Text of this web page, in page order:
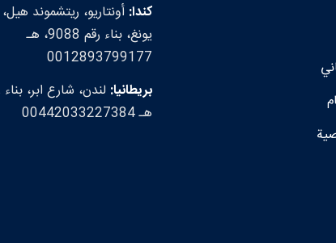
كندا: أونتاريو، ريتشموند
يونغ، بناء رقم 9088، هـ
0012893799177
بريطانيا:
هـ 00442033227384